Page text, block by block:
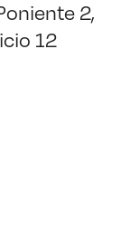
2,
12